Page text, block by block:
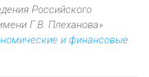
Российского
Г.В. Плеханова»
и финансовые